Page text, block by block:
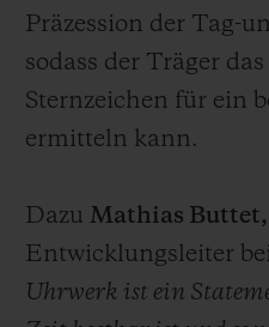
Präzession der Tag-
sodass der Träger
Sternzeichen für ein
ermitteln kann.
Dazu Mathias Buttet,
Entwicklungsleiter
Uhrwerk ist ein